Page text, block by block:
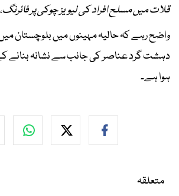
قلات میں مسلح افراد کی لیویز چوکی پر
واضح رہے کہ حالیہ مہینوں میں بلوچستان
دہشت گرد عناصر کی جانب سے نشانہ بنانے
ہوا ہے۔
متعلقہ